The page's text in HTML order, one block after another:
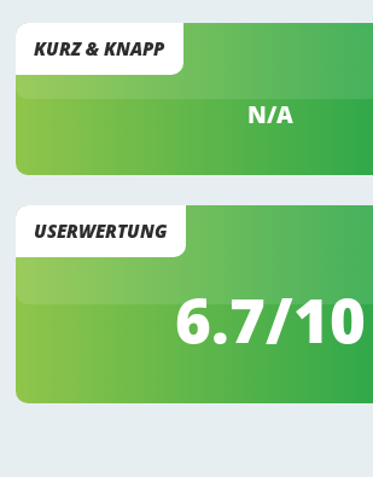
KURZ & KNAPP
N/A
USERWERTUNG
6.7/10